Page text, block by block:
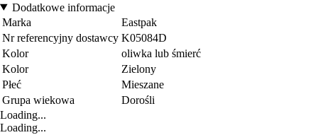
Dodatkowe informacje
Marka
Eastpak
Nr referencyjny dostawcy K05084D
Kolor
oliwka lub śmierć
Kolor
Zielony
Płeć
Mieszane
Grupa wiekowa
Dorośli
Loading...
Loading...